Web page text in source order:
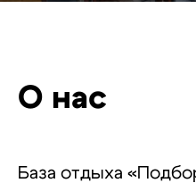
О нас
База отдыха